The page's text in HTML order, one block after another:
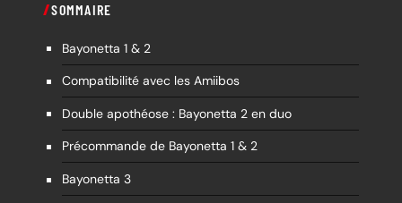
SOMMAIRE
Bayonetta 1 & 2
Compatibilité avec les Amiibos
Double apothéose : Bayonetta 2 en duo
Précommande de Bayonetta 1 & 2
Bayonetta 3